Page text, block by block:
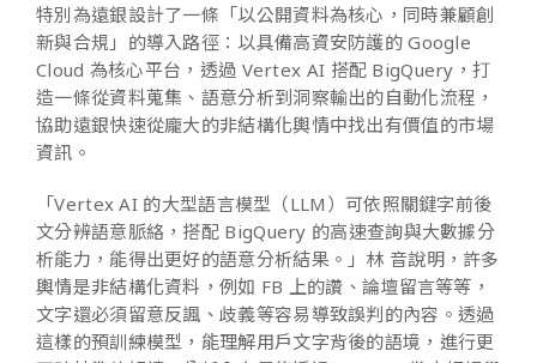
特別為遠銀設計了一條「以公開資料為核心，同時兼顧創
新與合規」的導入路徑：以具備高資安防護的 Google
Cloud 為核心平台，透過 Vertex AI 搭配 BigQuery，打
造一條從資料蒐集、語意分析到洞察輸出的自動化流程，
協助遠銀快速從龐大的非結構化輿情中找出有價值的市場
資訊。
「Vertex AI 的大型語言模型（LLM）可依照關鍵字前後
文分辨語意脈絡，搭配 BigQuery 的高速查詢與大數據分
析能力，能得出更好的語意分析結果。」林 音說明，許多
輿情是非結構化資料，例如 FB 上的讚、論壇留言等等，
文字還必須留意反諷、歧義等容易導致誤判的內容。透過
這樣的預訓練模型，能理解用戶文字背後的語境，進行更